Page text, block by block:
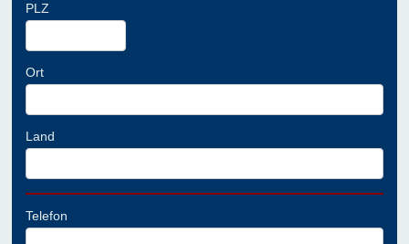
PLZ
Ort
Land
Telefon